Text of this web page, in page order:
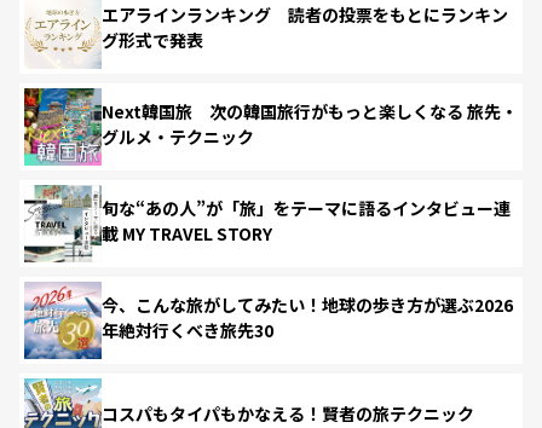
エアラインランキング 読者の投票をもとにランキン
グ形式で発表
Next韓国旅 次の韓国旅行がもっと楽しくなる 旅先・
グルメ・テクニック
旬な“あの人”が「旅」をテーマに語るインタビュー連
載 MY TRAVEL STORY
今、こんな旅がしてみたい！地球の歩き方が選ぶ2026
年絶対行くべき旅先30
コスパもタイパもかなえる！賢者の旅テクニック